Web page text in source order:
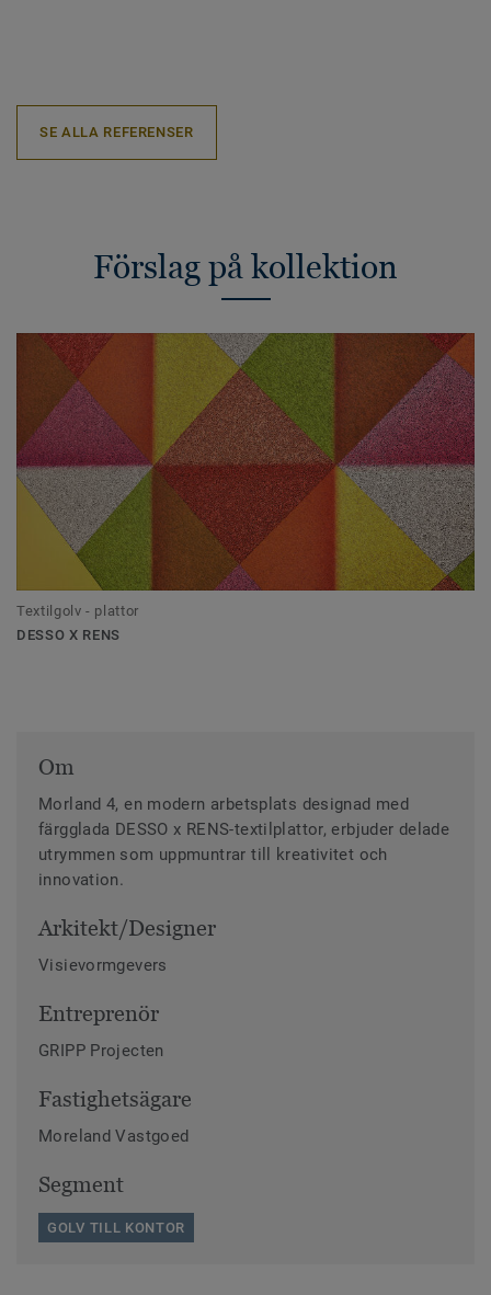
SE ALLA REFERENSER
Förslag på kollektion
Textilgolv - plattor
DESSO X RENS
Om
Morland 4, en modern arbetsplats designad med
färgglada DESSO x RENS-textilplattor, erbjuder delade
utrymmen som uppmuntrar till kreativitet och
innovation.
Arkitekt/Designer
Visievormgevers
Entreprenör
GRIPP Projecten
Fastighetsägare
Moreland Vastgoed
Segment
GOLV TILL KONTOR